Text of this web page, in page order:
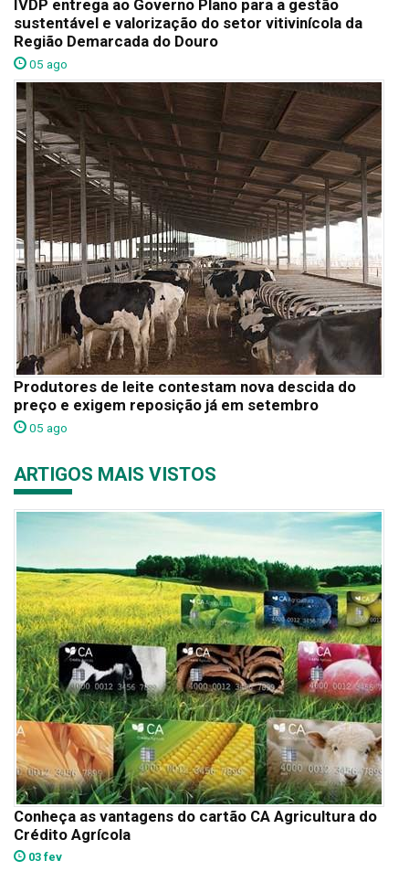
IVDP entrega ao Governo Plano para a gestão
sustentável e valorização do setor vitivinícola da
Região Demarcada do Douro
05 ago
Produtores de leite contestam nova descida do
preço e exigem reposição já em setembro
05 ago
ARTIGOS MAIS VISTOS
Conheça as vantagens do cartão CA Agricultura do
Crédito Agrícola
03 fev